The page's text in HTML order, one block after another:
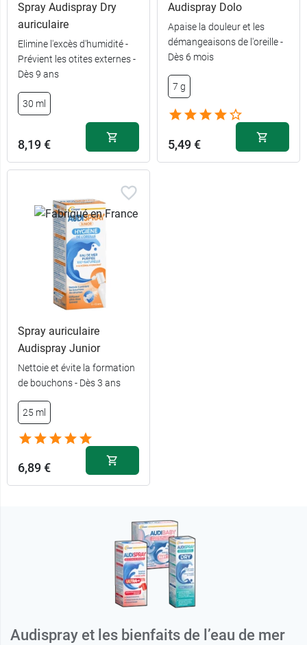
6,89 €
2 x 50 ml
Spray Audispray Dry
auriculaire
Elimine l'excès d'humidité -
Prévient les otites externes -
Dès 9 ans
30 ml
8,19 €
Audispray Dolo
Apaise la douleur et les
démangeaisons de l'oreille -
Dès 6 mois
7 g
5,49 €
Spray auriculaire
Audispray Junior
Nettoie et évite la formation
de bouchons - Dès 3 ans
25 ml
6,89 €
Audispray et les bienfaits de l’eau de mer